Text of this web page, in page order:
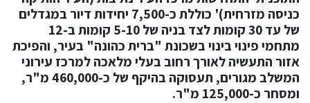
כניסה מזרחית)' כוללת כ-7,500 יחידות דיור במגדלים
של עד 30 קומות לצד בניה של 5-10 קומות ב-12
מתחמי פינוי בינוי בשכונת "ברית כהונה" בעיר, והפיכת
אזור התעשיה לאורך רחוב בעלי מלאכה למרכז עירוני
המשלב מגורים, תעסוקה בהיקף של כ-460,000 מ"ר,
ומסחר כ-125,000 מ"ר.